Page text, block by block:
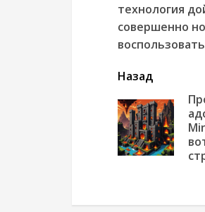
технология
совершенно
читать
еще
Назад